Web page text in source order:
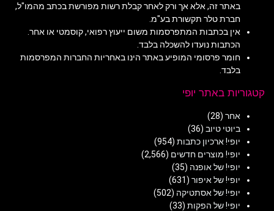
באתר זה, אלא אך ורק לאחר קבלת רשות מפורשת בכתב מהמו"ל,
חברת טלר תקשורת בע"מ.
אין בכתבות המתפרסמות משום ייעוץ רפואי, קוסמטי או אחר.
הכתבות נועדו להשכלה בלבד.
חומר פרסומי המופיע באתר הינו באחריות החברות המפרסמות
בלבד.
קטגוריות באתר יופי
אחר (28)
ביוטי טיוב (36)
יופי! ארכיון כתבות (954)
יופי! מוצרים חדשים (2,566)
יופי! של אופנה (35)
יופי! של איפור (631)
יופי! של אסתטיקה (502)
יופי! של הפקות (33)